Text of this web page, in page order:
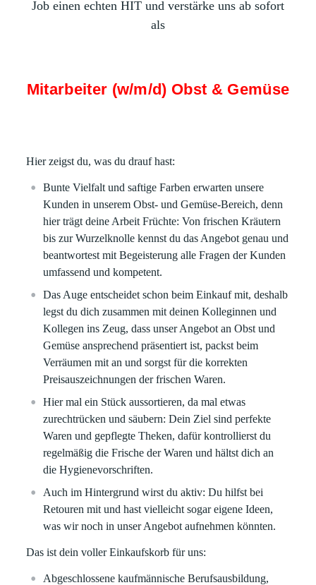
Job einen echten HIT und verstärke uns ab sofort
als
Mitarbeiter (w/m/d) Obst & Gemüse
Hier zeigst du, was du drauf hast:
Bunte Vielfalt und saftige Farben erwarten unsere
Kunden in unserem Obst- und Gemüse-Bereich, denn
hier trägt deine Arbeit Früchte: Von frischen Kräutern
bis zur Wurzelknolle kennst du das Angebot genau und
beantwortest mit Begeisterung alle Fragen der Kunden
umfassend und kompetent.
Das Auge entscheidet schon beim Einkauf mit, deshalb
legst du dich zusammen mit deinen Kolleginnen und
Kollegen ins Zeug, dass unser Angebot an Obst und
Gemüse ansprechend präsentiert ist, packst beim
Verräumen mit an und sorgst für die korrekten
Preisauszeichnungen der frischen Waren.
Hier mal ein Stück aussortieren, da mal etwas
zurechtrücken und säubern: Dein Ziel sind perfekte
Waren und gepflegte Theken, dafür kontrollierst du
regelmäßig die Frische der Waren und hältst dich an
die Hygienevorschriften.
Auch im Hintergrund wirst du aktiv: Du hilfst bei
Retouren mit und hast vielleicht sogar eigene Ideen,
was wir noch in unser Angebot aufnehmen könnten.
Das ist dein voller Einkaufskorb für uns:
Abgeschlossene kaufmännische Berufsausbildung,